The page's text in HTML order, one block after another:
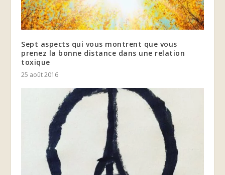
Sept aspects qui vous montrent que vous
prenez la bonne distance dans une relation
toxique
25 août 2016